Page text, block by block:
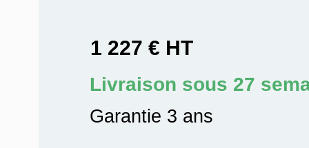
1 227 € HT
Livraison sous 27
Garantie 3 ans